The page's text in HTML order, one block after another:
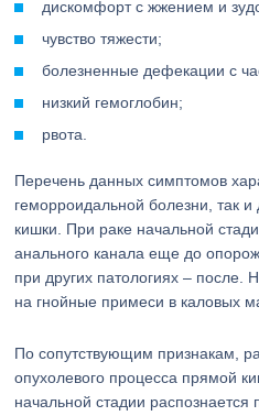
дискомфорт с жжением и
чувство тяжести;
болезненные дефекации с
низкий гемоглобин;
рвота.
Перечень данных симптомов
геморроидальной болезни, так
кишки. При раке начальной
анального канала еще до
при других патологиях – после.
на гнойные примеси в каловых
По сопутствующим признакам,
опухолевого процесса прямой
начальной стадии